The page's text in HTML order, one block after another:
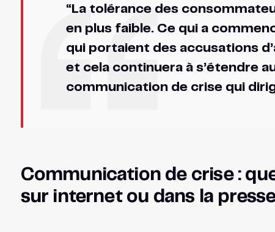
“La tolérance des
en plus faible. Ce qui a
qui portaient des accusations
et cela continuera à s’étendre
communication de crise qui
Communication de crise :
sur internet ou dans la